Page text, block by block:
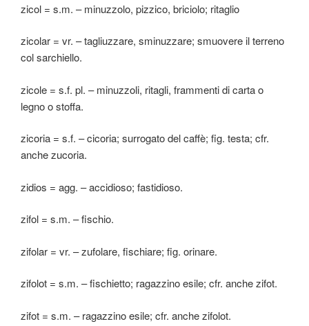
zicol = s.m. – minuzzolo, pizzico, briciolo; ritaglio
zicolar = vr. – tagliuzzare, sminuzzare; smuovere il terreno
col sarchiello.
zicole = s.f. pl. – minuzzoli, ritagli, frammenti di carta o
legno o stoffa.
zicoria = s.f. – cicoria; surrogato del caffè; fig. testa; cfr.
anche zucoria.
zidios = agg. – accidioso; fastidioso.
zifol = s.m. – fischio.
zifolar = vr. – zufolare, fischiare; fig. orinare.
zifolot = s.m. – fischietto; ragazzino esile; cfr. anche zifot.
zifot = s.m. – ragazzino esile; cfr. anche zifolot.